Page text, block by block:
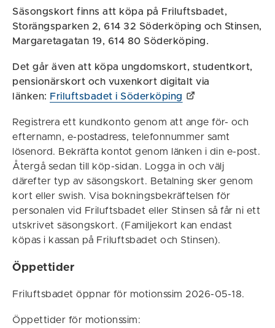
Säsongskort finns att köpa på Friluftsbadet,
Storängsparken 2, 614 32 Söderköping och Stinsen,
Margaretagatan 19, 614 80 Söderköping.
Det går även att köpa ungdomskort, studentkort,
pensionärskort och vuxenkort digitalt via
länken: Friluftsbadet i Söderköping
Registrera ett kundkonto genom att ange för- och
efternamn, e-postadress, telefonnummer samt
lösenord. Bekräfta kontot genom länken i din e-post.
Återgå sedan till köp-sidan. Logga in och välj
därefter typ av säsongskort. Betalning sker genom
kort eller swish. Visa bokningsbekräftelsen för
personalen vid Friluftsbadet eller Stinsen så får ni ett
utskrivet säsongskort. (Familjekort kan endast
köpas i kassan på Friluftsbadet och Stinsen).
Öppettider
Friluftsbadet öppnar för motionssim 2026-05-18.
Öppettider för motionssim: